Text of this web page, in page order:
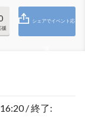
援
シェアでイベント応
/ 終了: